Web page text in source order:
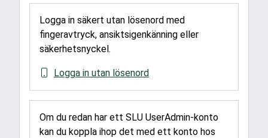
Logga in säkert utan lösenord med
fingeravtryck, ansiktsigenkänning eller
säkerhetsnyckel.
Logga in utan lösenord
Om du redan har ett SLU UserAdmin-konto
kan du koppla ihop det med ett konto hos